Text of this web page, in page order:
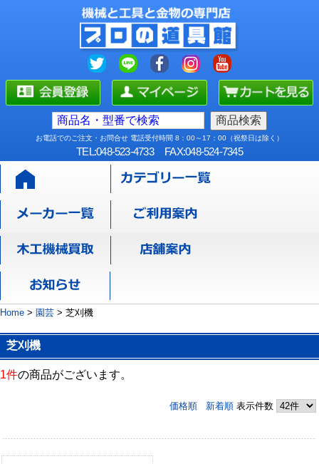
お電話でのご注文・お問合せ 電話受付時間 8：00～17：00（祝祭日は除く）
TEL:048-523-4733 FAX:048-524-7345
Home > 園芸 > 芝刈機
芝刈機
1件の商品がございます。
価格順 新着順表示件数